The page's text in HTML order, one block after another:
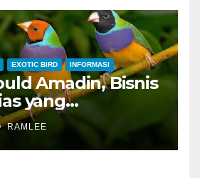
Jahanam Juara
EXOTIC BIRD INFORMASI
Amadin, Bisnis
yang
RAMLEE